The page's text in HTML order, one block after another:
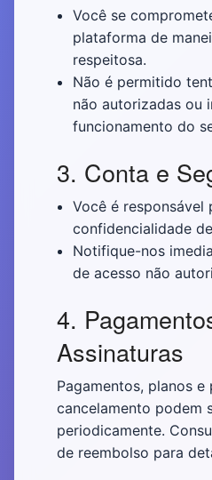
Você se
plataforma de
respeitosa.
Não é permitido
não autorizadas ou
funcionamento do
3. Conta e
Você é responsável
confidencialidade
Notifique-nos
de acesso não
4.
Assinaturas
Pagamentos, planos
cancelamento podem
periodicamente.
de reembolso para